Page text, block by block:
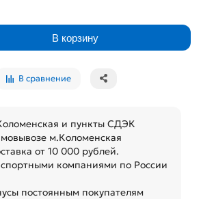
В корзину
В сравнение
и пункты СДЭК
м.Коломенская
от 10 000 рублей.
компаниями по России
постоянным покупателям